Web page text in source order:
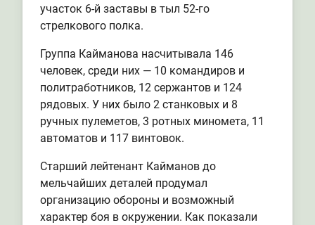
участок 6-й заставы в тыл 52-го
стрелкового полка.
Группа Кайманова насчитывала 146
человек, среди них — 10 командиров и
политработников, 12 сержантов и 124
рядовых. У них было 2 станковых и 8
ручных пулеметов, 3 ротных миномета, 11
автоматов и 117 винтовок.
Старший лейтенант Кайманов до
мельчайших деталей продумал
организацию обороны и возможный
характер боя в окружении. Как показали